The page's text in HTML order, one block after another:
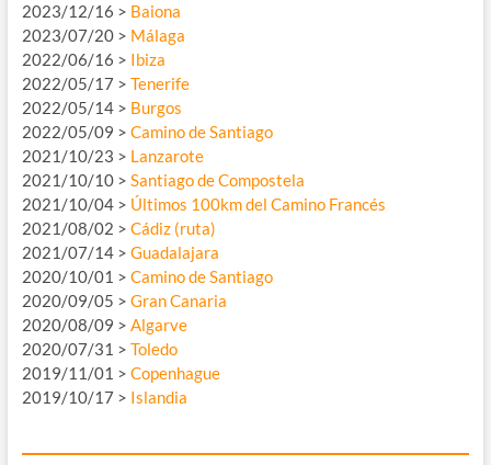
2023/12/16 > Baiona
2023/07/20 > Málaga
2022/06/16 > Ibiza
2022/05/17 > Tenerife
2022/05/14 > Burgos
2022/05/09 > Camino de Santiago
2021/10/23 > Lanzarote
2021/10/10 > Santiago de Compostela
2021/10/04 > Últimos 100km del Camino Francés
2021/08/02 > Cádiz (ruta)
2021/07/14 > Guadalajara
2020/10/01 > Camino de Santiago
2020/09/05 > Gran Canaria
2020/08/09 > Algarve
2020/07/31 > Toledo
2019/11/01 > Copenhague
2019/10/17 > Islandia